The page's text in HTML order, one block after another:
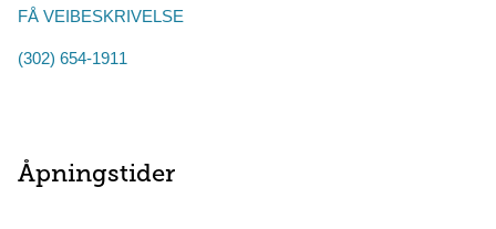
FÅ VEIBESKRIVELSE
(302) 654-1911
Åpningstider